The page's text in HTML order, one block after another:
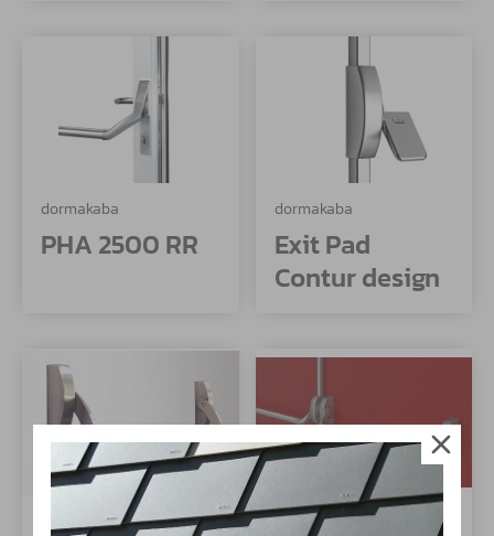
dormakaba
PHA 2500 RR
dormakaba
Exit Pad
Contur design
GEZE Fapim